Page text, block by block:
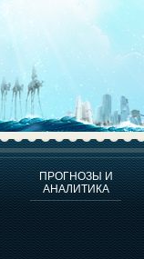
ПРОГНОЗЫ И
АНАЛИТИКА